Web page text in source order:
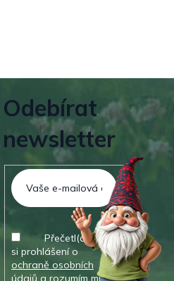
Odebírat
newsletter
Přečetl(a) jsem
si prohlášení o
ochraně osobních
údajů a rozumím mu.